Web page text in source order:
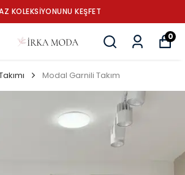
KOLEKSİYONUNU KEŞFET
0
Modal Garnili Takım